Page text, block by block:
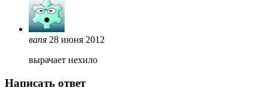
вапя 28 июня 2012
вырачает нехило
Написать ответ